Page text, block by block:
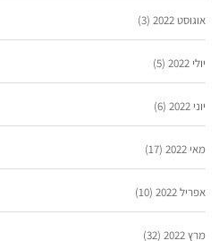
אוגוסט 2022 (3)
יולי 2022 (5)
יוני 2022 (6)
מאי 2022 (17)
אפריל 2022 (10)
מרץ 2022 (32)